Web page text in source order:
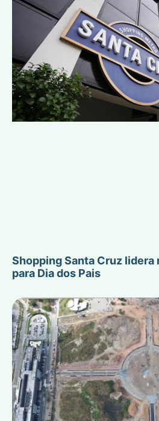
Shopping Santa Cruz lidera
para Dia dos Pais